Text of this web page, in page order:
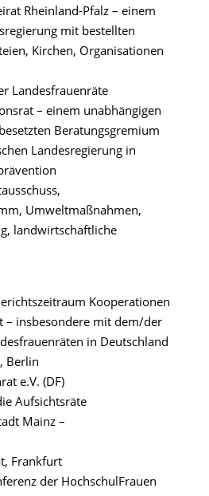
Rheinland-Pfalz – einem
mit bestellten
Kirchen, Organisationen
Landesfrauenräte
– einem unabhängigen
Beratungsgremium
Landesregierung in
Umweltmaßnahmen,
landwirtschaftliche
Kooperationen
– insbesondere mit dem/der
in Deutschland
Berlin
e.V. (DF)
Aufsichtsräte
Mainz –
Frankfurt
der HochschulFrauen